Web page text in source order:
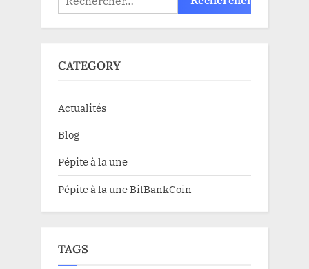
CATEGORY
Actualités
Blog
Pépite à la une
Pépite à la une BitBankCoin
TAGS